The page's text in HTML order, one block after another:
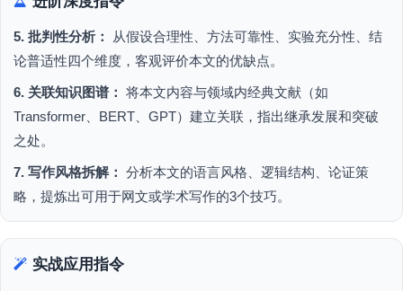
5. 批判性分析：
从假设合理性、方法可靠性、实验充分性、结
论普适性四个维度，客观评价本文的优缺点。
6. 关联知识图谱： 将本文内容与领域内经典文献（如
Transformer、BERT、GPT）建立关联，指出继承发展和突破
之处。
7. 写作风格拆解： 分析本文的语言风格、逻辑结构、论证策
略，提炼出可用于网文或学术写作的3个技巧。
实战应用指令